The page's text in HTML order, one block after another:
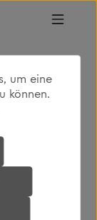
um eine
können.